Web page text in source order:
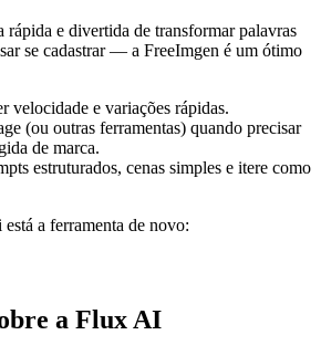
rápida e divertida de transformar palavras
se cadastrar — a FreeImgen é um ótimo
velocidade e variações rápidas.
(ou outras ferramentas) quando precisar
de marca.
estruturados, cenas simples e itere como
a ferramenta de novo:
a Flux AI